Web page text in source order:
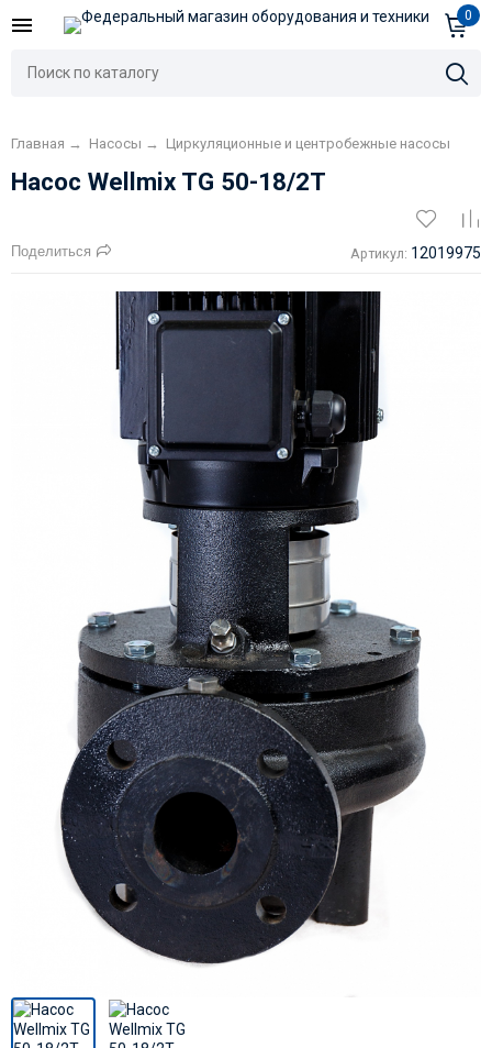
0
Главная → Насосы → Циркуляционные и центробежные насосы
Насос Wellmix TG 50-18/2T
Поделиться Артикул: 12019975